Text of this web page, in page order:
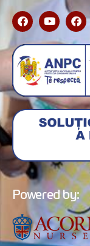
Powered by: